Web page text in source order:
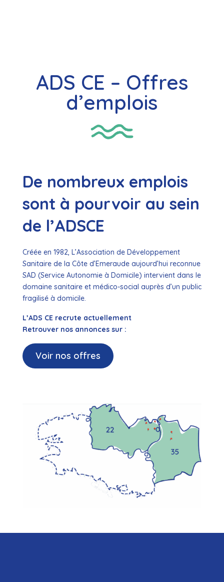
ADS CE – Offres
d’emplois
De nombreux emplois
sont à pourvoir au sein
de l’ADSCE
Créée en 1982, L’Association de Développement
Sanitaire de la Côte d’Emeraude aujourd’hui reconnue
SAD (Service Autonomie à Domicile) intervient dans le
domaine sanitaire et médico-social auprès d’un public
fragilisé à domicile.
L’ADS CE recrute actuellement
Retrouver nos annonces sur :
Voir nos offres